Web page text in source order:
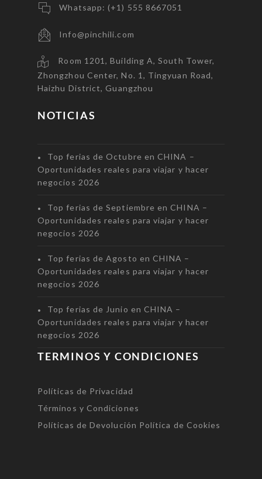
Whatsapp: (+1) 555 8667051
Info@pinchili.com
Room 1201, Building A, South Tower,
Zhongzhou Center, No. 1, Tingyuan Road,
Haizhu District, Guangzhou
NOTICIAS
Top ferias de Octubre en CHINA –
Oportunidades reales para viajar y hacer
negocios 2026
Top ferias de Septiembre en CHINA –
Oportunidades reales para viajar y hacer
negocios 2026
Top ferias de Agosto en CHINA –
Oportunidades reales para viajar y hacer
negocios 2026
Top ferias de Junio en CHINA –
Oportunidades reales para viajar y hacer
negocios 2026
TERMINOS Y CONDICIONES
Políticas de Privacidad
Términos y Condiciones
Políticas de Devolución Política de Cookies